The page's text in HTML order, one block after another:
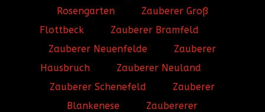
Rosengarten
Zauberer Groß
Flottbeck
Zauberer Bramfeld
Zauberer Neuenfelde
Zauberer
Hausbruch
Zauberer Neuland
Zauberer Schenefeld
Zauberer
Blankenese
Zaubererer